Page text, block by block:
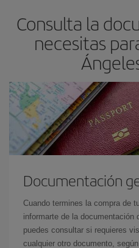
Consulta la
necesitas
Documentación
Cuando termines la compra de
informarte de la documentación
puedes consultar si requieres
cualquier otro documento,